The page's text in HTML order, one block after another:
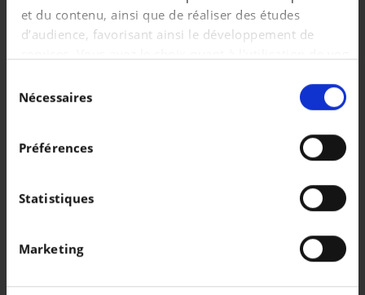
et du contenu, ainsi que de réaliser des études
d’audience, favorisant ainsi le développement de
services. Vous avez le choix quant à l'utilisation de vos
retirer votre consentement à tout moment en
consultant la Déclaration relative aux cookies ou en
Collecter des informations sur votre localisation
géographique qui peuvent être précises à plusieurs
Identifier votre appareil en l'analysant
duNécessaires
Préférences
Statistiques
Marketing
110.022 EUR